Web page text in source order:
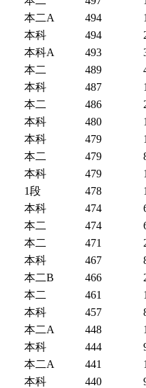
本二A 494
本科 494
本科A 493
本二 489
本科 487
本二 486
本科 480
本科 479
本二 479
本科 479
1段 478
本科 474
本二 474
本二 471
本科 467
本二B 466
本二 461
本科 457
本二A 448
本科 444
本二A 441
本科 440